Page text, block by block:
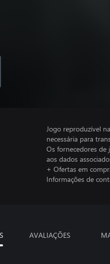
Jogo reproduzível
necessária para
Os fornecedores de
aos dados
+ Ofertas em
Informações de
AVALIAÇÕES